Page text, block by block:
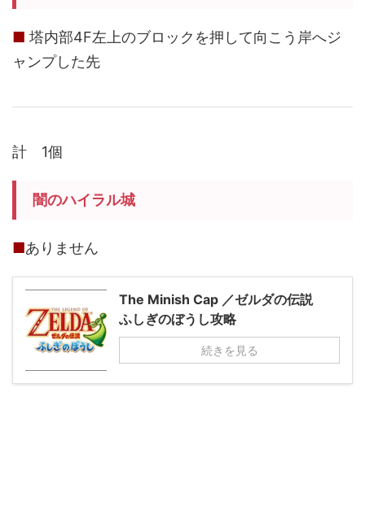
■ 塔内部4F左上のブロックを押して向こう岸へジ
ャンプした先
計 1個
闇のハイラル城
■ありません
The Minish Cap ／ゼルダの伝説
ふしぎのぼうし攻略
続きを見る